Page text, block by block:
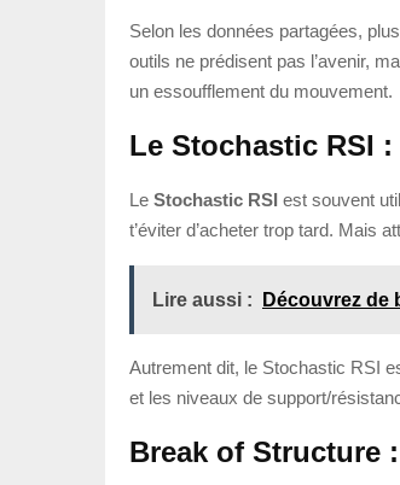
Selon les données partagées,
outils ne prédisent pas l’avenir,
un essoufflement du mouvement.
Le Stochastic RSI
Le Stochastic RSI est souvent
t’éviter d’acheter trop tard. Mais
Lire aussi : Découvrez de
Autrement dit, le Stochastic RSI
et les niveaux de support/
Break of Structure